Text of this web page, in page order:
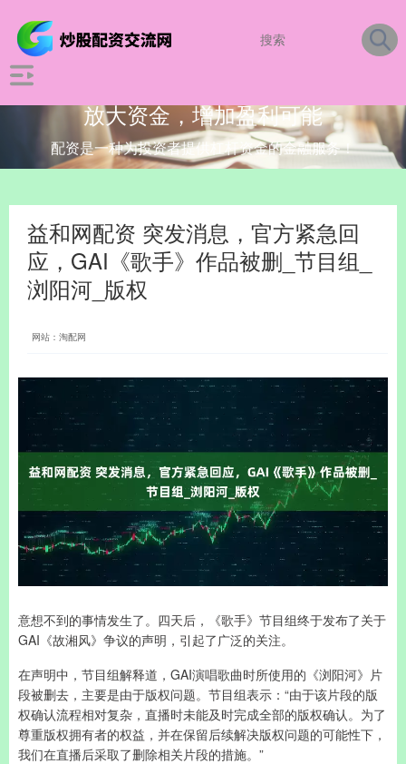
放大资金，增加盈利可能
配资是一种为投资者提供杠杆资金的金融服务！
益和网配资 突发消息，官方紧急回
应，GAI《歌手》作品被删_节目组_
浏阳河_版权
网站：淘配网
意想不到的事情发生了。四天后，《歌手》节目组终于发布了关于
GAI《故湘风》争议的声明，引起了广泛的关注。
在声明中，节目组解释道，GAI演唱歌曲时所使用的《浏阳河》片
段被删去，主要是由于版权问题。节目组表示：“由于该片段的版
权确认流程相对复杂，直播时未能及时完成全部的版权确认。为了
尊重版权拥有者的权益，并在保留后续解决版权问题的可能性下，
我们在直播后采取了删除相关片段的措施。”